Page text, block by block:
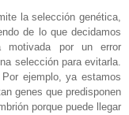
la selección genética,
de lo que decidamos
motivada por un error
selección para evitarla.
ejemplo, ya estamos
genes que predisponen
porque puede llegar